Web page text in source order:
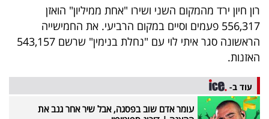
פרסמו
באייס
עקבו
אחרינו:
רון חיון ירד מהמקום השני ושירו "אחת ממיליון" הואזן
556,317 פעמים וסיים במקום הרביעי. את החמישייה
הראשונה סגר איתי לוי עם "נחלת בנימין" שרשם 543,157
האזנות.
עוד ב-
עומר אדם שוב בפסגה, אבל שיר אחר גנב את